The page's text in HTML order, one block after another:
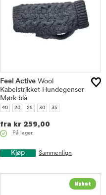
Feel Active Wool
Kabelstrikket Hundegenser
Mørk blå
40 20 25 30 35
fra kr 259,00
På lager.
Kjøp Sammenlign